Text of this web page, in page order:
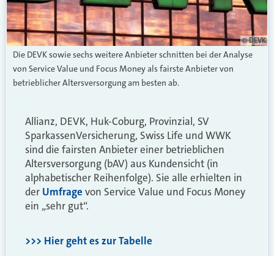
© DEVK
Die DEVK sowie sechs weitere Anbieter schnitten bei der Analyse
von Service Value und Focus Money als fairste Anbieter von
betrieblicher Altersversorgung am besten ab.
Allianz, DEVK, Huk-Coburg, Provinzial, SV
SparkassenVersicherung, Swiss Life und WWK
sind die fairsten Anbieter einer betrieblichen
Altersversorgung (bAV) aus Kundensicht (in
alphabetischer Reihenfolge). Sie alle erhielten in
der Umfrage von Service Value und Focus Money
ein „sehr gut“.
>>> Hier geht es zur Tabelle